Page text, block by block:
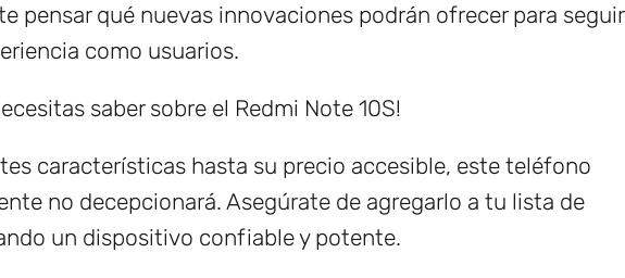
pensar qué nuevas innovaciones podrán ofrecer para seguir
como usuarios.
saber sobre el Redmi Note 10S!
características hasta su precio accesible, este teléfono
no decepcionará. Asegúrate de agregarlo a tu lista de
un dispositivo confiable y potente.